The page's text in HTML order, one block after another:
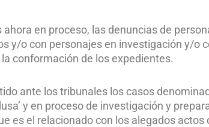
en proceso, las denuncias de
y/o con personajes en investigación y/o
conformación de los expedientes.
ante los tribunales los casos
y en proceso de investigación y
es el relacionado con los alegados actos